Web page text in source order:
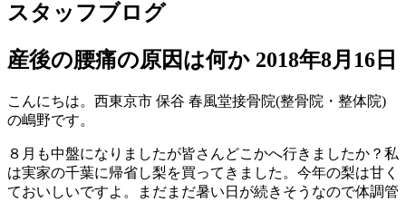
スタッフブログ
産後の腰痛の原因は何か 2018年8月16日
こんにちは。西東京市 保谷 春風堂接骨院(整骨院・整体院)
の嶋野です。
８月も中盤になりましたが皆さんどこかへ行きましたか？私
は実家の千葉に帰省し梨を買ってきました。今年の梨は甘く
ておいしいですよ。まだまだ暑い日が続きそうなので体調管